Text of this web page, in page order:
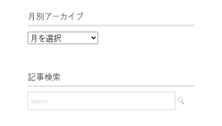
月別アーカイブ
月
ー
カ
イ
記事検索